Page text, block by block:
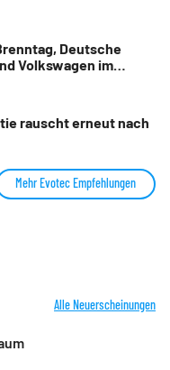
Deutsche
Volkswagen im
rauscht erneut nach
Mehr Evotec Empfehlungen
Alle Neuerscheinungen